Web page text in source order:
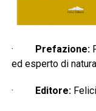
· Prefazione:
ed esperto di
· Editore: